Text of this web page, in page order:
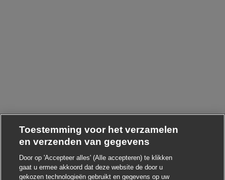
Toestemming voor het verzamelen
en verzenden van gegevens
Door op 'Accepteer alles' (Alle accepteren) te klikken
gaat u ermee akkoord dat deze website de door u
gekozen technologieën gebruikt en gegevens op uw
! Heb je interesse in deze baan? Chatbot-melding